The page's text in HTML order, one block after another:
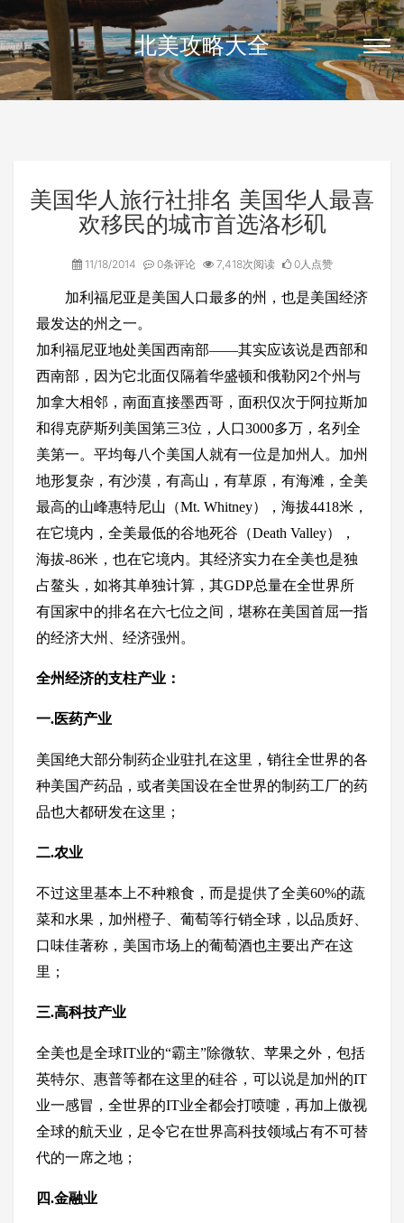
北美攻略大全
美国华人旅行社排名 美国华人最喜
欢移民的城市首选洛杉矶
11/18/2014 0条评论 7,418次阅读 0人点赞
加利福尼亚是美国人口最多的州，也是美国经济
最发达的州之一。
加利福尼亚地处美国西南部——其实应该说是西部和
西南部，因为它北面仅隔着华盛顿和俄勒冈2个州与
加拿大相邻，南面直接墨西哥，面积仅次于阿拉斯加
和得克萨斯列美国第三3位，人口3000多万，名列全
美第一。平均每八个美国人就有一位是加州人。加州
地形复杂，有沙漠，有高山，有草原，有海滩，全美
最高的山峰惠特尼山（Mt. Whitney），海拔4418米，
在它境内，全美最低的谷地死谷（Death Valley），
海拔-86米，也在它境内。其经济实力在全美也是独
占鳌头，如将其单独计算，其GDP总量在全世界所
有国家中的排名在六七位之间，堪称在美国首屈一指
的经济大州、经济强州。
全州经济的支柱产业：
一.医药产业
美国绝大部分制药企业驻扎在这里，销往全世界的各
种美国产药品，或者美国设在全世界的制药工厂的药
品也大都研发在这里；
二.农业
不过这里基本上不种粮食，而是提供了全美60%的蔬
菜和水果，加州橙子、葡萄等行销全球，以品质好、
口味佳著称，美国市场上的葡萄酒也主要出产在这
里；
三.高科技产业
全美也是全球IT业的“霸主”除微软、苹果之外，包括
英特尔、惠普等都在这里的硅谷，可以说是加州的IT
业一感冒，全世界的IT业全都会打喷嚏，再加上傲视
全球的航天业，足令它在世界高科技领域占有不可替
代的一席之地；
四.金融业